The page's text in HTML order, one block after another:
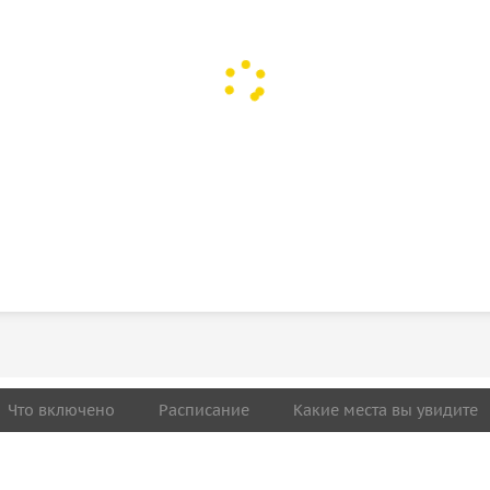
Что включено Расписание Какие места вы увидите